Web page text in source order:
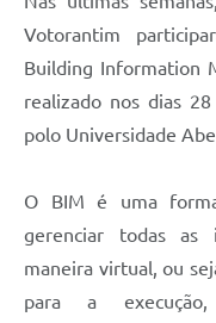
Manual para arquivo de
Lei de Acesso à Informação
Legislação
IPTU Selo Verde
Votorantim
Building Information
realizado nos dias
polo Universidade
O BIM é uma
gerenciar todas as
maneira virtual, ou
para a